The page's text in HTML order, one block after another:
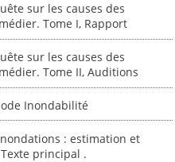
sur les causes des
Tome I, Rapport
sur les causes des
Tome II, Auditions
Inondabilité
: estimation et
principal .